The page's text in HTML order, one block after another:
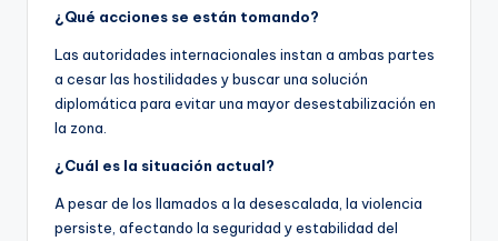
¿Qué acciones se están tomando?
Las autoridades internacionales instan a ambas partes
a cesar las hostilidades y buscar una solución
diplomática para evitar una mayor desestabilización en
la zona.
¿Cuál es la situación actual?
A pesar de los llamados a la desescalada, la violencia
persiste, afectando la seguridad y estabilidad del